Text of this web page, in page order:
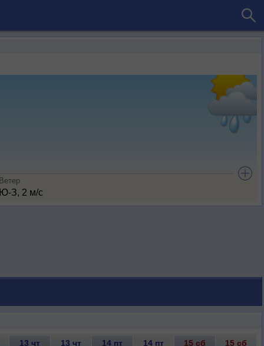
Ветер
Ю-З, 2 м/с
13 чт 13 чт 14 пт 14 пт 15 сб 15 сб